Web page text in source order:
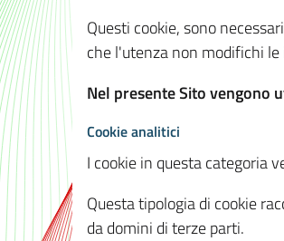
Questi cookie, sono
che l'utenza non modifichi
Nel presente Sito vengono
Cookie analitici
I cookie in questa categoria
Questa tipologia di cookie
da domini di terze parti.